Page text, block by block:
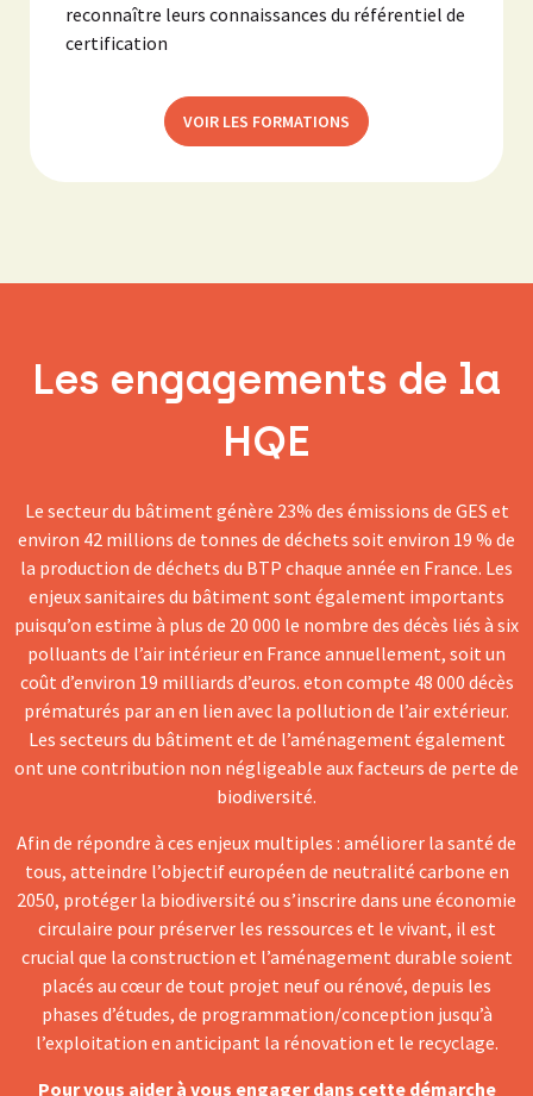
reconnaître leurs connaissances du référentiel de
certification
VOIR LES FORMATIONS
Les engagements de la
HQE
Le secteur du bâtiment génère 23% des émissions de GES et
environ 42 millions de tonnes de déchets soit environ 19 % de
la production de déchets du BTP chaque année en France. Les
enjeux sanitaires du bâtiment sont également importants
puisqu’on estime à plus de 20 000 le nombre des décès liés à six
polluants de l’air intérieur en France annuellement, soit un
coût d’environ 19 milliards d’euros. eton compte 48 000 décès
prématurés par an en lien avec la pollution de l’air extérieur.
Les secteurs du bâtiment et de l’aménagement également
ont une contribution non négligeable aux facteurs de perte de
biodiversité.
Afin de répondre à ces enjeux multiples : améliorer la santé de
tous, atteindre l’objectif européen de neutralité carbone en
2050, protéger la biodiversité ou s’inscrire dans une économie
circulaire pour préserver les ressources et le vivant, il est
crucial que la construction et l’aménagement durable soient
placés au cœur de tout projet neuf ou rénové, depuis les
phases d’études, de programmation/conception jusqu’à
l’exploitation en anticipant la rénovation et le recyclage.
Pour vous aider à vous engager dans cette démarche